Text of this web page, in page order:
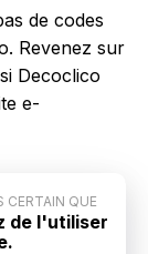
de codes
Revenez sur
Decoclico
e-
CERTAIN QUE
de l'utiliser